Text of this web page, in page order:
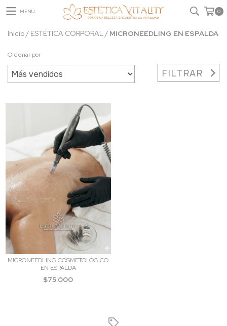
MENÚ 0
Inicio/ ESTÉTICA CORPORAL/ MICRONEEDLING EN ESPALDA
Ordenar por
FILTRAR
MICRONEEDLING COSMETOLÓGICO
EN ESPALDA
$75.000